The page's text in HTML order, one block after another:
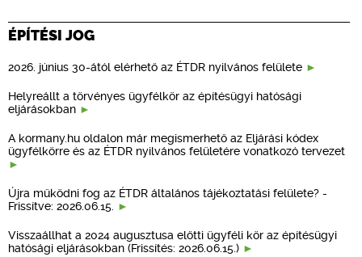
ÉPÍTÉSI JOG
2026. június 30-ától elérhető az ÉTDR nyilvános felülete
Helyreállt a törvényes ügyfélkör az építésügyi hatósági
eljárásokban
A kormany.hu oldalon már megismerhető az Eljárási kódex
ügyfélkörre és az ÉTDR nyilvános felületére vonatkozó tervezet
Újra működni fog az ÉTDR általános tájékoztatási felülete? -
Frissítve: 2026.06.15.
Visszaállhat a 2024 augusztusa előtti ügyféli kör az építésügyi
hatósági eljárásokban (Frissítés: 2026.06.15.)